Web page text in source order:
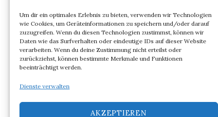
Um dir ein optimales Erlebnis zu bieten, verwenden wir Technologien
wie Cookies, um Geräteinformationen zu speichern und/oder darauf
zuzugreifen. Wenn du diesen Technologien zustimmst, können wir
Daten wie das Surfverhalten oder eindeutige IDs auf dieser Website
verarbeiten. Wenn du deine Zustimmung nicht erteilst oder
zurückziehst, können bestimmte Merkmale und Funktionen
beeinträchtigt werden.
Dienste verwalten
AKZEPTIEREN
ARCHIV
Archiv